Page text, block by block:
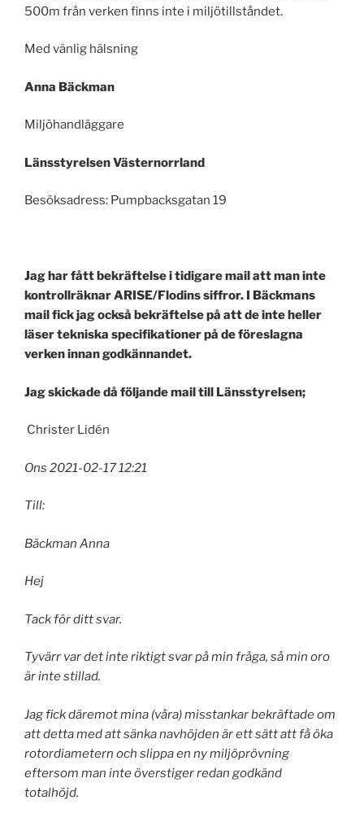
500m från verken finns inte i miljötillståndet.
Med vänlig hälsning
Anna Bäckman
Miljöhandläggare
Länsstyrelsen Västernorrland
Besöksadress: Pumpbacksgatan 19
Jag har fått bekräftelse i tidigare mail att man inte
kontrollräknar ARISE/Flodins siffror. I Bäckmans
mail fick jag också bekräftelse på att de inte heller
läser tekniska specifikationer på de föreslagna
verken innan godkännandet.
Jag skickade då följande mail till Länsstyrelsen;
Christer Lidén
Ons 2021-02-17 12:21
Till:
Bäckman Anna
Hej
Tack för ditt svar.
Tyvärr var det inte riktigt svar på min fråga, så min oro
är inte stillad.
Jag fick däremot mina (våra) misstankar bekräftade om
att detta med att sänka navhöjden är ett sätt att få öka
rotordiametern och slippa en ny miljöprövning
eftersom man inte överstiger redan godkänd
totalhöjd.